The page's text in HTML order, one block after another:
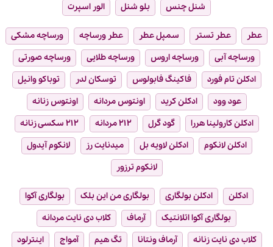
شنل چنس
بلو شنل الور اسپرت
عطر عطر تستر سمپل عطر عطر ورساچه
ورساچه مشکی
ورساچه آبی
ورساچه اروس ورساچه طلایی
ورساچه صورتی
ادکلن تام فورد
فاکینگ فابولوس توسکان لدر
توباکو وانیل
عود وود
ادکلن کرید اونتوس مردانه
اونتوس زنانه
ادکلن کارولینا هررا
گود گرل ۲۱۲ مردانه
۲۱۲ سکسی زنانه
ادکلن لانکوم
ادکلن لاویه بل میدنایت رز
لانکوم آیدول
لانکوم ترزور
ادکلن ادکلن بولگاری بولگاری من این بلک
بولگاری آکوا
بولگاری آکوا اتلانتیک
آرماف
کلاب دی نایت مردانه
کلاب دی نایت زنانه
آرماف ونتانا تگ هیم آمواج
اینترلود